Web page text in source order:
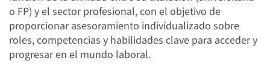
o FP) y el sector profesional, con el objetivo de
proporcionar asesoramiento individualizado sobre
roles, competencias y habilidades clave para acceder y
progresar en el mundo laboral.